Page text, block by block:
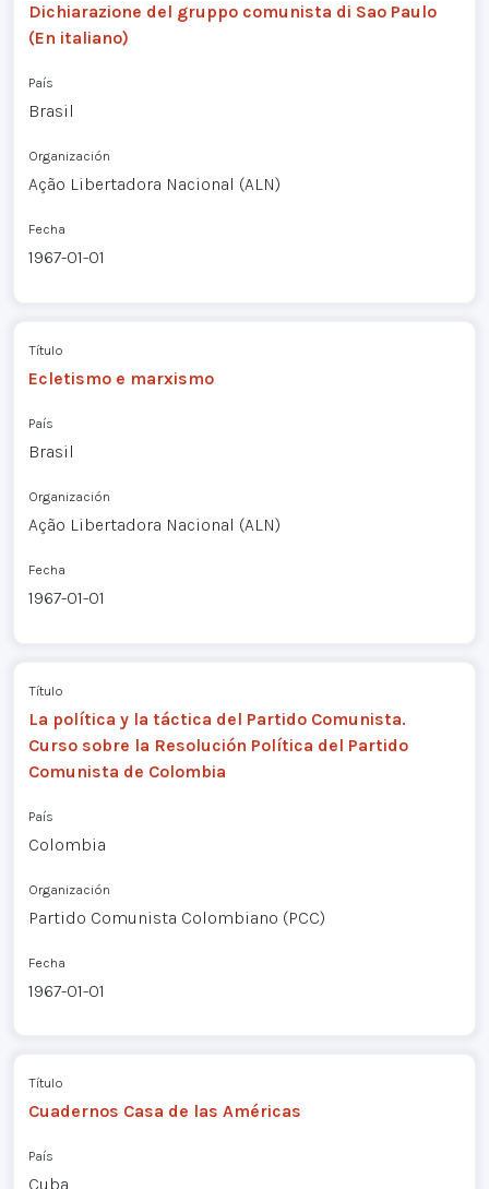
Dichiarazione del gruppo comunista di Sao Paulo
(En italiano)
País
Brasil
Organización
Ação Libertadora Nacional (ALN)
Fecha
1967-01-01
Título
Ecletismo e marxismo
País
Brasil
Organización
Ação Libertadora Nacional (ALN)
Fecha
1967-01-01
Título
La política y la táctica del Partido Comunista.
Curso sobre la Resolución Política del Partido
Comunista de Colombia
País
Colombia
Organización
Partido Comunista Colombiano (PCC)
Fecha
1967-01-01
Título
Cuadernos Casa de las Américas
País
Cuba